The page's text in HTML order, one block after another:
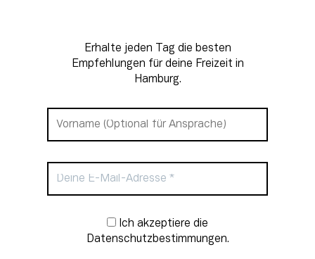
Erhalte jeden Tag die besten
Empfehlungen für deine Freizeit in
Hamburg.
Newsletter-Anmeldung
Datenschutzbestimmungen.